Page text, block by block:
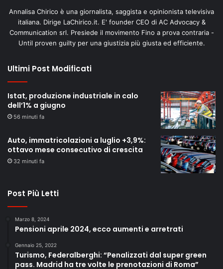
Annalisa Chirico è una giornalista, saggista e opinionista televisiva
italiana. Dirige LaChirico.it. E' founder CEO di AC Advocacy &
Communication srl. Presiede il movimento Fino a prova contraria -
Until proven guilty per una giustizia più giusta ed efficiente.
Ultimi Post Modificati
Istat, produzione industriale in calo
dell’1% a giugno
56 minuti fa
Auto, immatricolazioni a luglio +3,9%:
ottavo mese consecutivo di crescita
32 minuti fa
Post Più Letti
Marzo 8, 2024
Pensioni aprile 2024, ecco aumenti e arretrati
Gennaio 25, 2022
Turismo, Federalberghi: “Penalizzati dal super green
pass. Madrid ha tre volte le prenotazioni di Roma”